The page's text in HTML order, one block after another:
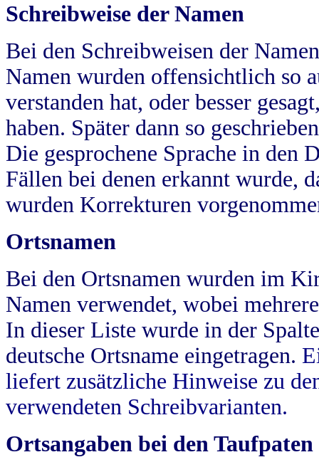
Schreibweise der Namen
Bei den Schreibweisen der
Namen wurden offensichtlich so
verstanden hat, oder besser
haben. Später dann so
Die gesprochene Sprache in
Fällen bei denen erkannt wurde,
wurden Korrekturen
Ortsnamen
Bei den Ortsnamen wurden im
Namen verwendet, wobei
In dieser Liste wurde in der
deutsche Ortsname eingetragen.
liefert zusätzliche Hinweise zu
verwendeten Schreibvarianten.
Ortsangaben bei den Taufpaten